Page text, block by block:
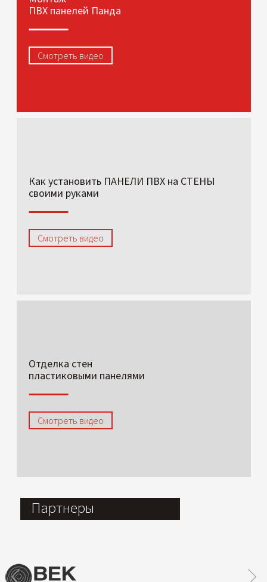
ПВХ панелей Панда
Смотреть видео
Как установить ПАНЕЛИ ПВХ на СТЕНЫ
своими руками
Смотреть видео
Отделка стен
пластиковыми панелями
Смотреть видео
Партнеры